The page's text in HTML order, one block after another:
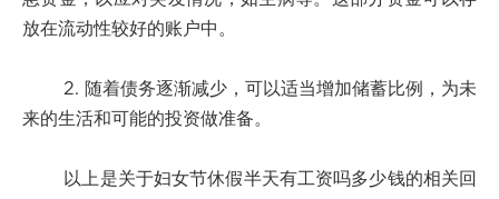
放在流动性较好的账户中。
2. 随着债务逐渐减少，可以适当增加储蓄比例，为未
来的生活和可能的投资做准备。
以上是关于妇女节休假半天有工资吗多少钱的相关回